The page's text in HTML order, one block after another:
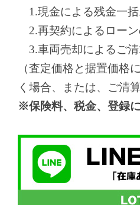
1.現金による残金一
2.再契約によるロー
3.車両売却によるご
（査定価格と据置価格
く場合、または、ご清
※保険料、税金、登録